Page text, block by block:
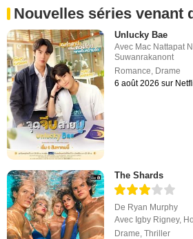
Nouvelles séries venant
Unlucky Bae
Avec Mac Nattapat
Suwanrakanont
Romance, Drame
6 août 2026 sur
The Shards
De Ryan Murphy
Avec Igby Rigney,
Drame ,Thriller